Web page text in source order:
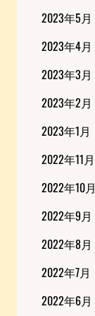
2023年5月
2023年4月
2023年3月
2023年2月
2023年1月
2022年11月
2022年10月
2022年9月
2022年8月
2022年7月
2022年6月